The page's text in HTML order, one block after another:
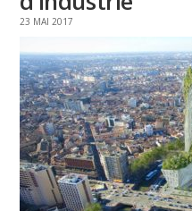
23 MAI 2017